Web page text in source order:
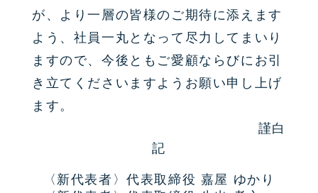
が、より一層の皆様のご期待に添えます
よう、社員一丸となって尽力してまいり
ますので、今後ともご愛顧ならびにお引
き立てくださいますようお願い申し上げ
ます。
謹白
記
〈新代表者〉代表取締役 嘉屋 ゆかり